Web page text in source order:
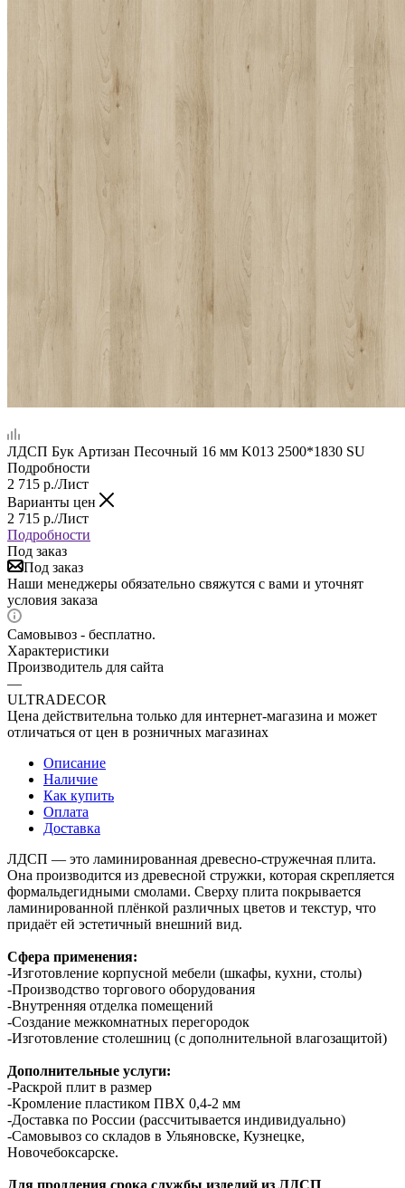
ЛДСП Бук Артизан Песочный 16 мм K013 2500*1830 SU
Подробности
2 715 р./Лист
Варианты цен
2 715 р./Лист
Подробности
Под заказ
Под заказ
Наши менеджеры обязательно свяжутся с вами и уточнят
условия заказа
Самовывоз - бесплатно.
Характеристики
Производитель для сайта
—
ULTRADECOR
Цена действительна только для интернет-магазина и может
отличаться от цен в розничных магазинах
Описание
Наличие
Как купить
Оплата
Доставка
ЛДСП — это ламинированная древесно-стружечная плита.
Она производится из древесной стружки, которая скрепляется
формальдегидными смолами. Сверху плита покрывается
ламинированной плёнкой различных цветов и текстур, что
придаёт ей эстетичный внешний вид.
Сфера применения:
-Изготовление корпусной мебели (шкафы, кухни, столы)
-Производство торгового оборудования
-Внутренняя отделка помещений
-Создание межкомнатных перегородок
-Изготовление столешниц (с дополнительной влагозащитой)
Дополнительные услуги:
-Раскрой плит в размер
-Кромление пластиком ПВХ 0,4-2 мм
-Доставка по России (рассчитывается индивидуально)
-Самовывоз со складов в Ульяновске, Кузнецке,
Новочебоксарске.
Для продления срока службы изделий из ЛДСП